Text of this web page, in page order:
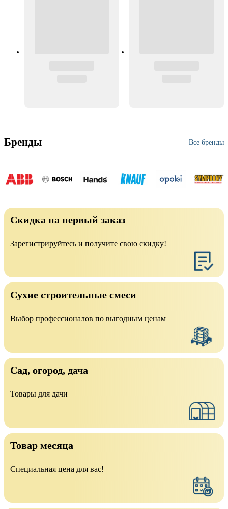
Бренды Все бренды
Скидка на первый заказ
Зарегистрируйтесь и получите свою скидку!
Сухие строительные смеси
Выбор профессионалов по выгодным ценам
Сад, огород, дача
Товары для дачи
Товар месяца
Специальная цена для вас!